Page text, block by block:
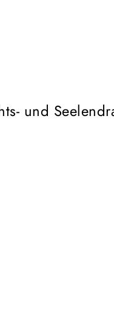
und